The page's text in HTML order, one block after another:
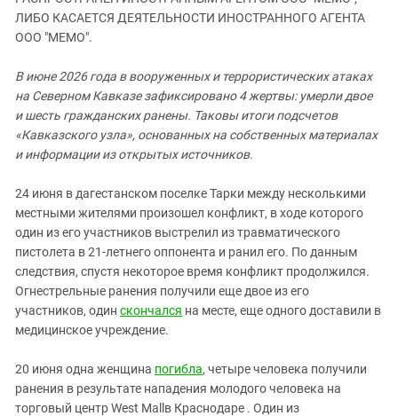
ЗАСТАВЛЯЕТ
МОБИЛИЗАЦИЯ И ПРОТЕСТЫ
Дагестан
Ингушетия
Кабардино-Балкария
Калмыкия
Карачаево-Черкесия
Краснодарский край
Российская Федерация
Ростовская область
СКФО
Ставропольский край
Южная Осетия
Южный Кавказ
ЛИБО КАСАЕТСЯ ДЕЯТЕЛЬНОСТИ ИНОСТРАННОГО АГЕНТА
ООО "МЕМО".
В июне 2026 года в вооруженных и террористических атаках
на Северном Кавказе зафиксировано 4 жертвы: умерли двое
и шесть гражданских ранены. Таковы итоги подсчетов
«Кавказского узла», основанных на собственных материалах
и информации из открытых источников.
24 июня в дагестанском поселке Тарки между несколькими
местными жителями произошел конфликт, в ходе которого
один из его участников выстрелил из травматического
пистолета в 21-летнего оппонента и ранил его. По данным
следствия, спустя некоторое время конфликт продолжился.
Огнестрельные ранения получили еще двое из его
участников, один скончался на месте, еще одного доставили в
медицинское учреждение.
20 июня одна женщина погибла, четыре человека получили
ранения в результате нападения молодого человека на
торговый центр West Mallв Краснодаре . Один из